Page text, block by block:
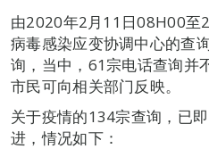
由2020年2月11日08H00至
病毒感染应变协调中心的查
询，当中，61宗电话查询并
市民可向相关部门反映。
关于疫情的134宗查询，已
进，情况如下：